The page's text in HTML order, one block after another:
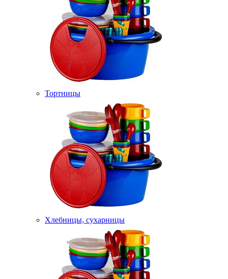
Тортницы
Хлебницы, сухарницы